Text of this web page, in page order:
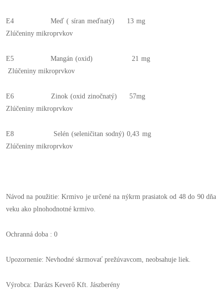
E4 Meď ( síran meďnatý) 13 mg
Zlúčeniny mikroprvkov
E5 Mangán (oxid) 21 mg
Zlúčeniny mikroprvkov
E6 Zinok (oxid zinočnatý) 57mg
Zlúčeniny mikroprvkov
E8 Selén (seleničitan sodný) 0,43 mg
Zlúčeniny mikroprvkov
Návod na použitie: Krmivo je určené na nýkrm prasiatok od 48 do 90 dňa
veku ako plnohodnotné krmivo.
Ochranná doba : 0
Upozornenie: Nevhodné skrmovať prežúvavcom, neobsahuje liek.
Výrobca: Darázs Keverő Kft. Jászberény